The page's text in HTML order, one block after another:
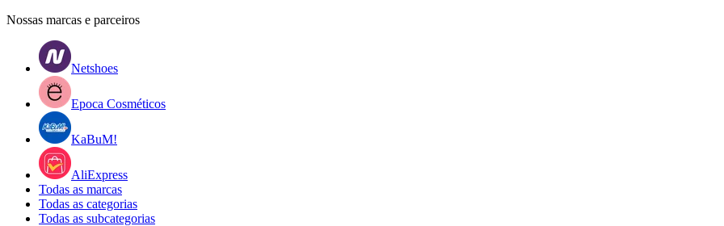
Nossas marcas e parceiros
Netshoes
Epoca Cosméticos
KaBuM!
AliExpress
Todas as marcas
Todas as categorias
Todas as subcategorias